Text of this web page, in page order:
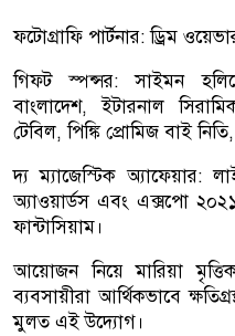
ফটোগ্রাফি পার্টনার: ড্রিম
গিফট স্পন্সর: সাইমন
বাংলাদেশ, ইটারনাল
টেবিল, পিঙ্কি প্রোমিজ বাই
দ্য ম্যাজেস্টিক অ্যাফেয়ার:
অ্যাওয়ার্ডস এবং এক্সপো
ফান্টাসিয়াম।
আয়োজন নিয়ে মারিয়া
ব্যবসায়ীরা আর্থিকভাবে
মুলত এই উদ্যোগ।